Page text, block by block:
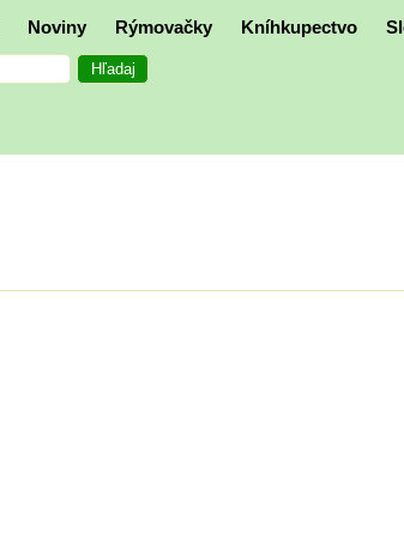
Noviny Rýmovačky Kníhkupectvo